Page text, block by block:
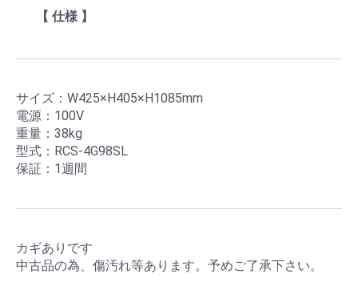
【 仕様 】
サイズ：W425×H405×H1085mm
電源：100V
重量：38kg
型式：RCS-4G98SL
保証：1週間
カギありです
中古品の為、傷汚れ等あります。予めご了承下さい。